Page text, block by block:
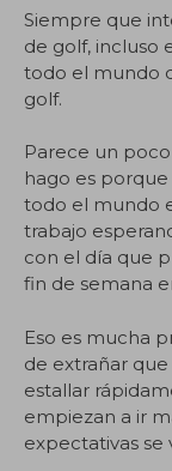
Siempre que
de golf, incluso
todo el mundo
golf.
Parece un
hago es
todo el mundo
trabajo
con el día que
fin de semana
Eso es mucha
de extrañar
estallar
empiezan a ir
expectativas se